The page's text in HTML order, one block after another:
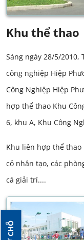
Khu thể thao
Sáng ngày 28/5/
công nghiệp Hiệp
Công Nghiệp Hiệp
hợp thể thao Khu
6, khu A, Khu Công
Khu liên hợp thể thao
cỏ nhân tạo, các
cá giải trí....